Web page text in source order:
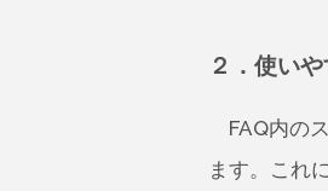
２．使い
FAQ内の
ます。これ